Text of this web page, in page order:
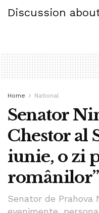
Discussion
Home National
Senator
Chestor al
iunie, o zi
românilor”
Senator de Prahova